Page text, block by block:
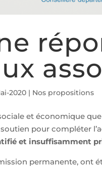
2020 | Nos propositions
et économique
pour compléter
et insuffisamment
permanente, ont